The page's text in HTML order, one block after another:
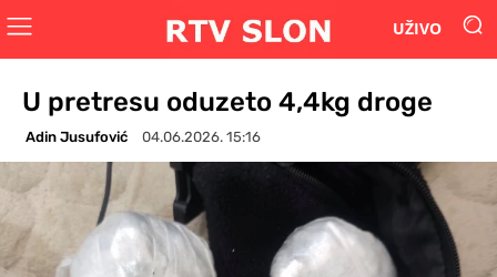
UŽIVO
U pretresu oduzeto 4,4kg droge
Adin Jusufović 04.06.2026. 15:16